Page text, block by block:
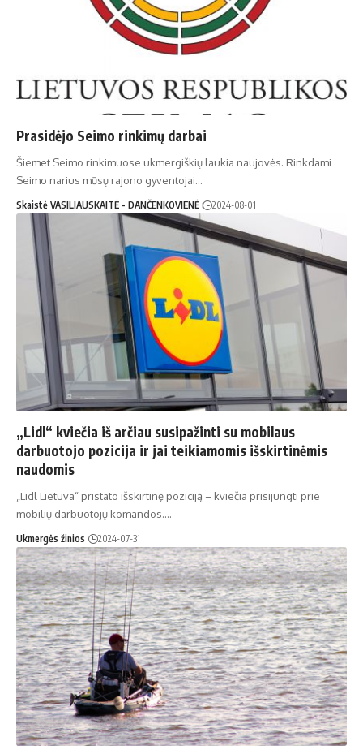
Prasidėjo Seimo rinkimų darbai
Šiemet Seimo rinkimuose ukmergiškių laukia naujovės. Rinkdami
Seimo narius mūsų rajono gyventojai…
Skaistė VASILIAUSKAITĖ - DANČENKOVIENĖ 2024-08-01
„Lidl“ kviečia iš arčiau susipažinti su mobilaus
darbuotojo pozicija ir jai teikiamomis išskirtinėmis
naudomis
„Lidl Lietuva“ pristato išskirtinę poziciją – kviečia prisijungti prie
mobilių darbuotojų komandos.…
Ukmergės žinios 2024-07-31